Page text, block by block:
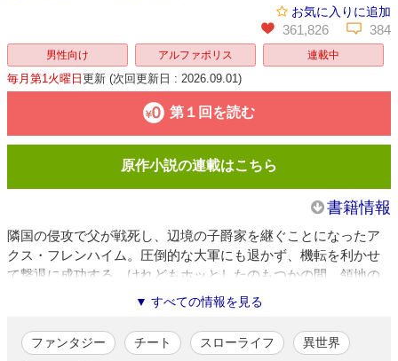
お気に入りに追加
361,826 384
男性向け アルファポリス 連載中
毎月第1火曜日更新 (次回更新日 : 2026.09.01)
第１回を読む
原作小説の連載はこちら
書籍情報
隣国の侵攻で父が戦死し、辺境の子爵家を継ぐことになったア
クス・フレンハイム。圧倒的な大軍にも退かず、機転を利かせ
て撃退に成功する。けれどもホッとしたのもつかの間、領地の
復興という難題に直面することに。ところが実はアクスには、
前世の地球の記憶があった！ その知識を頼りに、異種族をまと
め上げて新たな特産品を開発したり、頼れる仲間の力を借り
て、魔獣由来の素材や新しい魔道具を生み出したり……異世界
▼ すべての情報を見る
ファンタジー チート スローライフ 異世界